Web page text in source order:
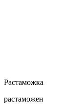
Растаможка
растаможен